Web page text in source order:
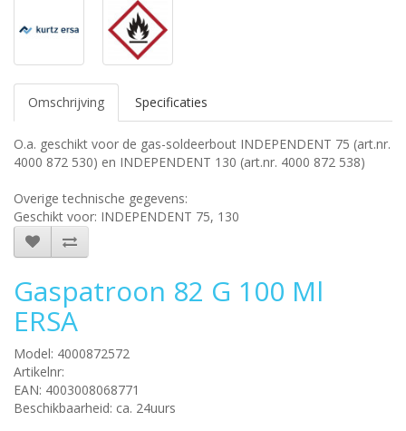
Omschrijving Specificaties
O.a. geschikt voor de gas-soldeerbout INDEPENDENT 75 (art.nr.
4000 872 530) en INDEPENDENT 130 (art.nr. 4000 872 538)
Overige technische gegevens:
Geschikt voor: INDEPENDENT 75, 130
Gaspatroon 82 G 100 Ml
ERSA
Model: 4000872572
Artikelnr:
EAN: 4003008068771
Beschikbaarheid: ca. 24uurs